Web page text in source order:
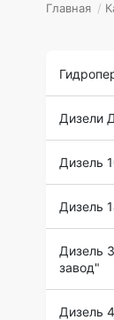
Главная /
Дизели
Дизель
Дизель
Дизель
завод"
Дизель